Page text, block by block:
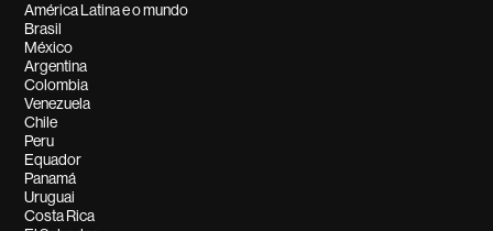
América Latina e o mundo
Brasil
México
Argentina
Colombia
Venezuela
Chile
Peru
Equador
Panamá
Uruguai
Costa Rica